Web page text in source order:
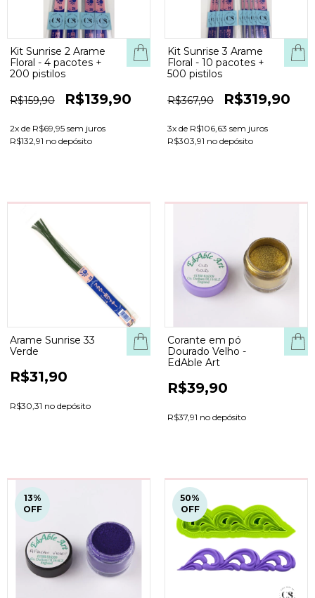
Kit Sunrise 2 Arame
Floral - 4 pacotes +
200 pistilos
R$159,90 R$139,90
2x de R$69,95 sem juros
R$132,91 no depósito
Kit Sunrise 3 Arame
Floral - 10 pacotes +
500 pistilos
R$367,90 R$319,90
3x de R$106,63 sem juros
R$303,91 no depósito
Arame Sunrise 33
Verde
R$31,90
R$30,31 no depósito
Corante em pó
Dourado Velho -
EdAble Art
R$39,90
R$37,91 no depósito
13%
OFF
50%
OFF